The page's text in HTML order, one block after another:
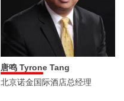
唐鸣 Tyrone Tang
北京诺金国际酒店总经理